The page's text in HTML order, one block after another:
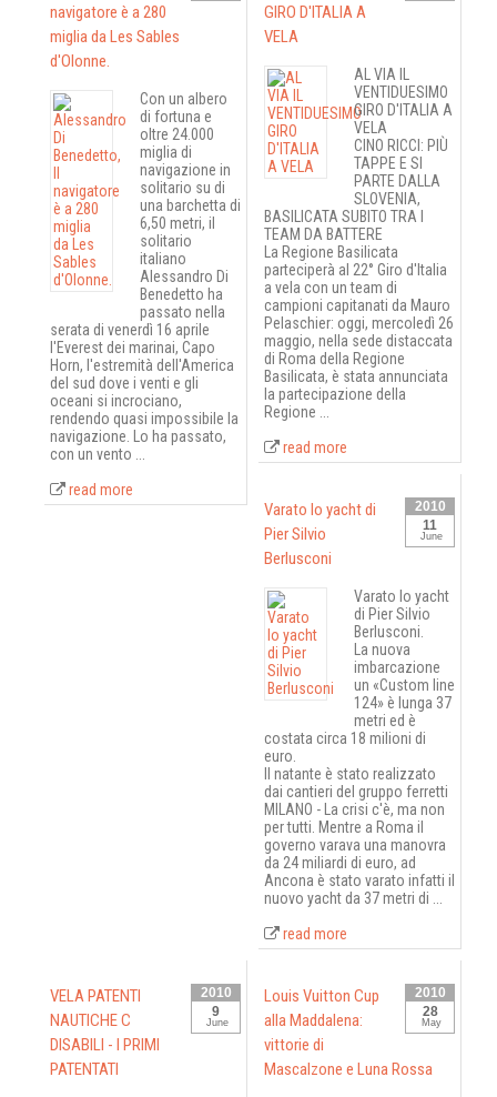
navigatore è a 280
miglia da Les Sables
d'Olonne.
Con un albero
di fortuna e
oltre 24.000
miglia di
navigazione in
solitario su di
una barchetta di
6,50 metri, il
solitario
italiano
Alessandro Di
Benedetto ha
passato nella
serata di venerdì 16 aprile
l'Everest dei marinai, Capo
Horn, l'estremità dell'America
del sud dove i venti e gli
oceani si incrociano,
rendendo quasi impossibile la
navigazione. Lo ha passato,
con un vento ...
read more
GIRO D'ITALIA A
VELA
AL VIA IL
VENTIDUESIMO
GIRO D'ITALIA A
VELA
CINO RICCI: PIÙ
TAPPE E SI
PARTE DALLA
SLOVENIA,
BASILICATA SUBITO TRA I
TEAM DA BATTERE
La Regione Basilicata
parteciperà al 22° Giro d'Italia
a vela con un team di
campioni capitanati da Mauro
Pelaschier: oggi, mercoledì 26
maggio, nella sede distaccata
di Roma della Regione
Basilicata, è stata annunciata
la partecipazione della
Regione ...
read more
2010
11
June
Varato lo yacht di
Pier Silvio
Berlusconi
Varato lo yacht
di Pier Silvio
Berlusconi.
La nuova
imbarcazione
un «Custom line
124» è lunga 37
metri ed è
costata circa 18 milioni di
euro.
Il natante è stato realizzato
dai cantieri del gruppo ferretti
MILANO - La crisi c'è, ma non
per tutti. Mentre a Roma il
governo varava una manovra
da 24 miliardi di euro, ad
Ancona è stato varato infatti il
nuovo yacht da 37 metri di ...
read more
2010
9
June
VELA PATENTI
NAUTICHE C
DISABILI - I PRIMI
PATENTATI
2010
28
May
Louis Vuitton Cup
alla Maddalena:
vittorie di
Mascalzone e Luna Rossa